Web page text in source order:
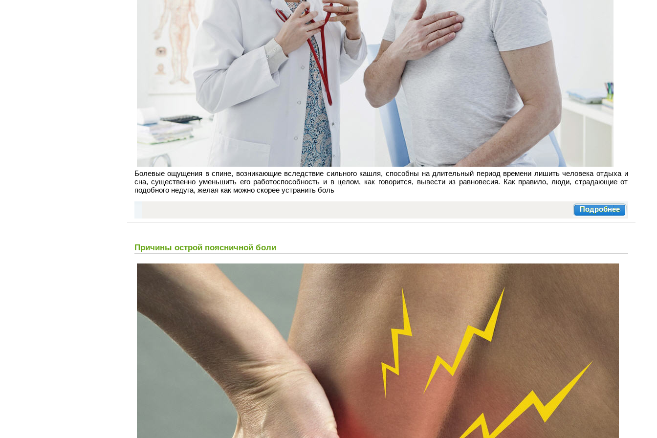
Болевые ощущения в спине, возникающие вследствие сильного кашля, способны на длительный период времени лишить человека отдыха и
сна, существенно уменьшить его работоспособность и в целом, как говорится, вывести из равновесия. Как правило, люди, страдающие от
подобного недуга, желая как можно скорее устранить боль
Подробнее
Причины острой поясничной боли